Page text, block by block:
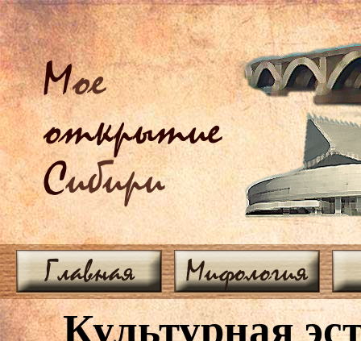
Мое
открытие
Сибири
Главная Мифология
Культурная